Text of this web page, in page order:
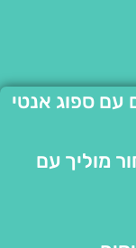
ספוג אנטי
מוליך עם